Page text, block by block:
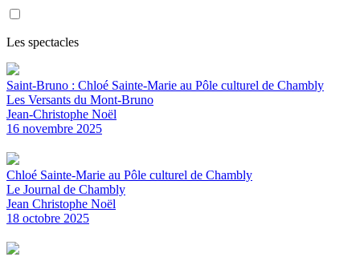
Les spectacles
Saint-Bruno : Chloé Sainte-Marie au Pôle culturel de Chambly
Les Versants du Mont-Bruno
Jean-Christophe Noël
16 novembre 2025
Chloé Sainte-Marie au Pôle culturel de Chambly
Le Journal de Chambly
Jean Christophe Noël
18 octobre 2025